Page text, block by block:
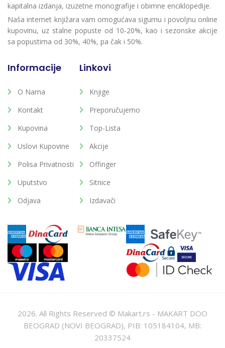
kapitalna izdanja, izuzetne monografije i obimne enciklopedije.
Naša internet knjižara vam omogućava sigurnu i povoljnu online
kupovinu, uz stalne popuste od 10-20%, kao i sezonske akcije
sa popustima od 30%, 40%, pa čak i 50%.
Informacije
O Nama
Kontakt
Kupovina
Uslovi Kupovine
Polisa Privatnosti
Uputstvo
Odjava
Linkovi
Knjige
Preporučujemo
Top-Lista
Akcije
Offinger
Sitnice
Izdavači
2026. All Rights Reserved © Makart.rs - MAKART DOO
BEOGRAD (NOVI BEOGRAD), PIB: 105184104, MB:
20337524